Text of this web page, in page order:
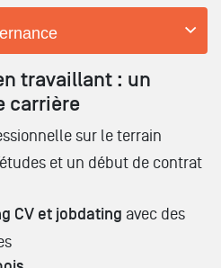
travaillant : un
carrière
sur le terrain
et un début de contrat
CV et jobdating avec des